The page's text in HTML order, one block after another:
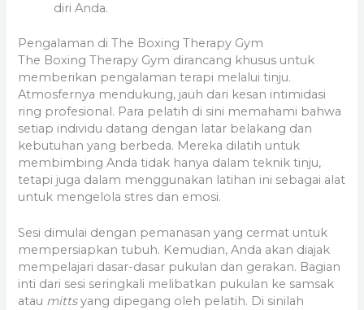
diri Anda.
Pengalaman di The Boxing Therapy Gym
The Boxing Therapy Gym dirancang khusus untuk
memberikan pengalaman terapi melalui tinju.
Atmosfernya mendukung, jauh dari kesan intimidasi
ring profesional. Para pelatih di sini memahami bahwa
setiap individu datang dengan latar belakang dan
kebutuhan yang berbeda. Mereka dilatih untuk
membimbing Anda tidak hanya dalam teknik tinju,
tetapi juga dalam menggunakan latihan ini sebagai alat
untuk mengelola stres dan emosi.
Sesi dimulai dengan pemanasan yang cermat untuk
mempersiapkan tubuh. Kemudian, Anda akan diajak
mempelajari dasar-dasar pukulan dan gerakan. Bagian
inti dari sesi seringkali melibatkan pukulan ke samsak
atau mittsyang dipegang oleh pelatih. Di sinilah